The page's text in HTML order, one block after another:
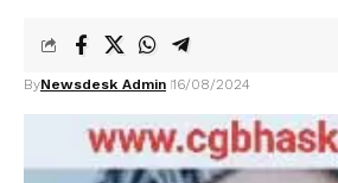
ByNewsdesk Admin 16/08/2024